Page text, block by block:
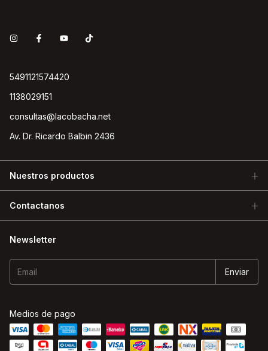
5491121574420
1138029151
consultas@lacobacha.net
Av. Dr. Ricardo Balbin 2436
Nuestros productos
Contactanos
Newsletter
Medios de pago